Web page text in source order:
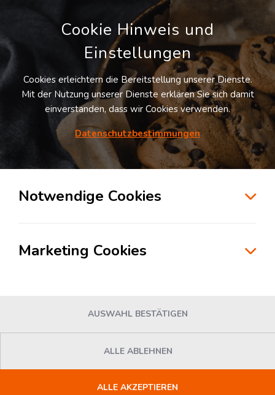
LOGIVISOR SUCHE
Treffer - Lagerflächen in Hamburg
Listenansicht
Möchten Sie diesen Suchauftrag speichern und
automatisch über neue Standorte informiert
83
Cookie Hinweis und
Einstellungen
Cookies erleichtern die Bereitstellung unserer Dienste.
Mit der Nutzung unserer Dienste erklären Sie sich damit
einverstanden, dass wir Cookies verwenden.
Datenschutzbestimmungen
Notwendige Cookies
Marketing Cookies
AUSWAHL BESTÄTIGEN
ALLE ABLEHNEN
ALLE AKZEPTIEREN